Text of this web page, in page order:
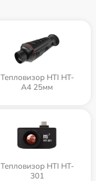
Тепловизор HTI HT-
A4 25мм
Тепловизор HTI HT-
301